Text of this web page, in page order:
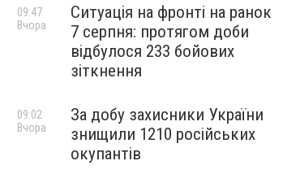
Ситуація на фронті на ранок
7 серпня: протягом доби
відбулося 233 бойових
зіткнення
09:47
Вчора
За добу захисники України
знищили 1210 російських
окупантів
09:02
Вчора